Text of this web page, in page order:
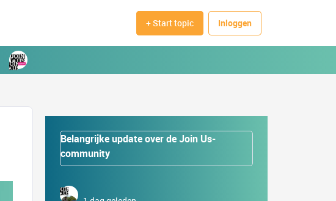
+ Start topic Inloggen
Belangrijke update over de Join Us-
community